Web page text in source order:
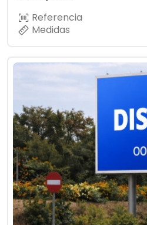
Referencia
Medidas